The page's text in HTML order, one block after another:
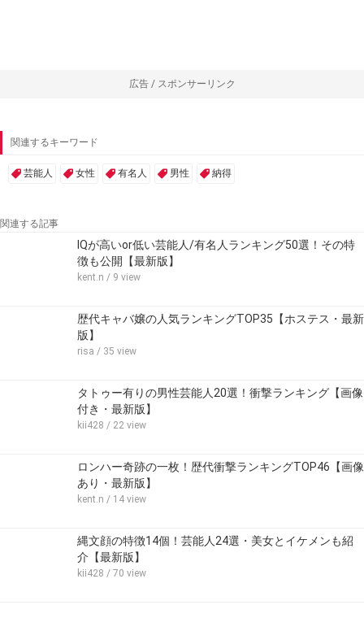
広告 / スポンサーリンク
関連するキーワード
芸能人 女性 有名人 男性 納得
関連する記事
IQが高いor低い芸能人/有名人ランキング50選！その特
徴も公開【最新版】
kent.n / 9 view
歴代キャバ嬢の人気ランキングTOP35【ホステス・最新
版】
risa / 35 view
タトゥー有りの男性芸能人20選！衝撃ランキング【画像
付き・最新版】
kii428 / 22 view
ロンハー奇跡の一枚！歴代衝撃ランキングTOP46【画像
あり・最新版】
kent.n / 14 view
縄文顔の特徴14個！芸能人24選・美女とイケメンも紹
介【最新版】
kii428 / 70 view